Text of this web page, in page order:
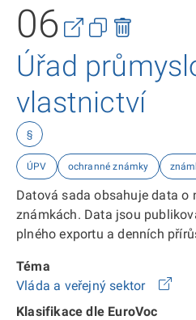
06
Úřad
vlastnictví
§
ÚPV ochranné známky
Datová sada obsahuje data o
známkách. Data jsou
plného exportu a denních
Téma
Vláda a veřejný sektor
Klasifikace dle EuroVoc